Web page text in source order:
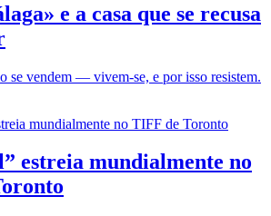
e a casa que se recusa
se vendem — vivem-se, e por isso resistem.
estreia mundialmente no